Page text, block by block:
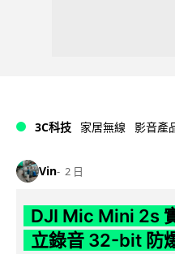
3C科技 家居無線 影音產
Vin 2 日
DJI Mic Mini 2s
立錄音 32-bit 防